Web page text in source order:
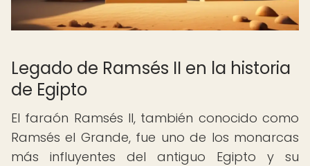
Legado de Ramsés II en la historia
de Egipto
El faraón Ramsés II, también conocido como
Ramsés el Grande, fue uno de los monarcas
más influyentes del antiguo Egipto y su